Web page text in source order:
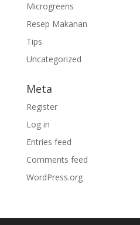
Microgreens
Resep Makanan
Tips
Uncategorized
Meta
Register
Log in
Entries feed
Comments feed
WordPress.org